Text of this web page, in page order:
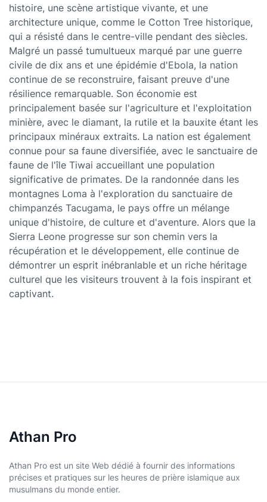
histoire, une scène artistique vivante, et une
architecture unique, comme le Cotton Tree historique,
qui a résisté dans le centre-ville pendant des siècles.
Malgré un passé tumultueux marqué par une guerre
civile de dix ans et une épidémie d'Ebola, la nation
continue de se reconstruire, faisant preuve d'une
résilience remarquable. Son économie est
principalement basée sur l'agriculture et l'exploitation
minière, avec le diamant, la rutile et la bauxite étant les
principaux minéraux extraits. La nation est également
connue pour sa faune diversifiée, avec le sanctuaire de
faune de l'île Tiwai accueillant une population
significative de primates. De la randonnée dans les
montagnes Loma à l'exploration du sanctuaire de
chimpanzés Tacugama, le pays offre un mélange
unique d'histoire, de culture et d'aventure. Alors que la
Sierra Leone progresse sur son chemin vers la
récupération et le développement, elle continue de
démontrer un esprit inébranlable et un riche héritage
culturel que les visiteurs trouvent à la fois inspirant et
captivant.
Athan Pro
Athan Pro est un site Web dédié à fournir des informations
précises et pratiques sur les heures de prière islamique aux
musulmans du monde entier.